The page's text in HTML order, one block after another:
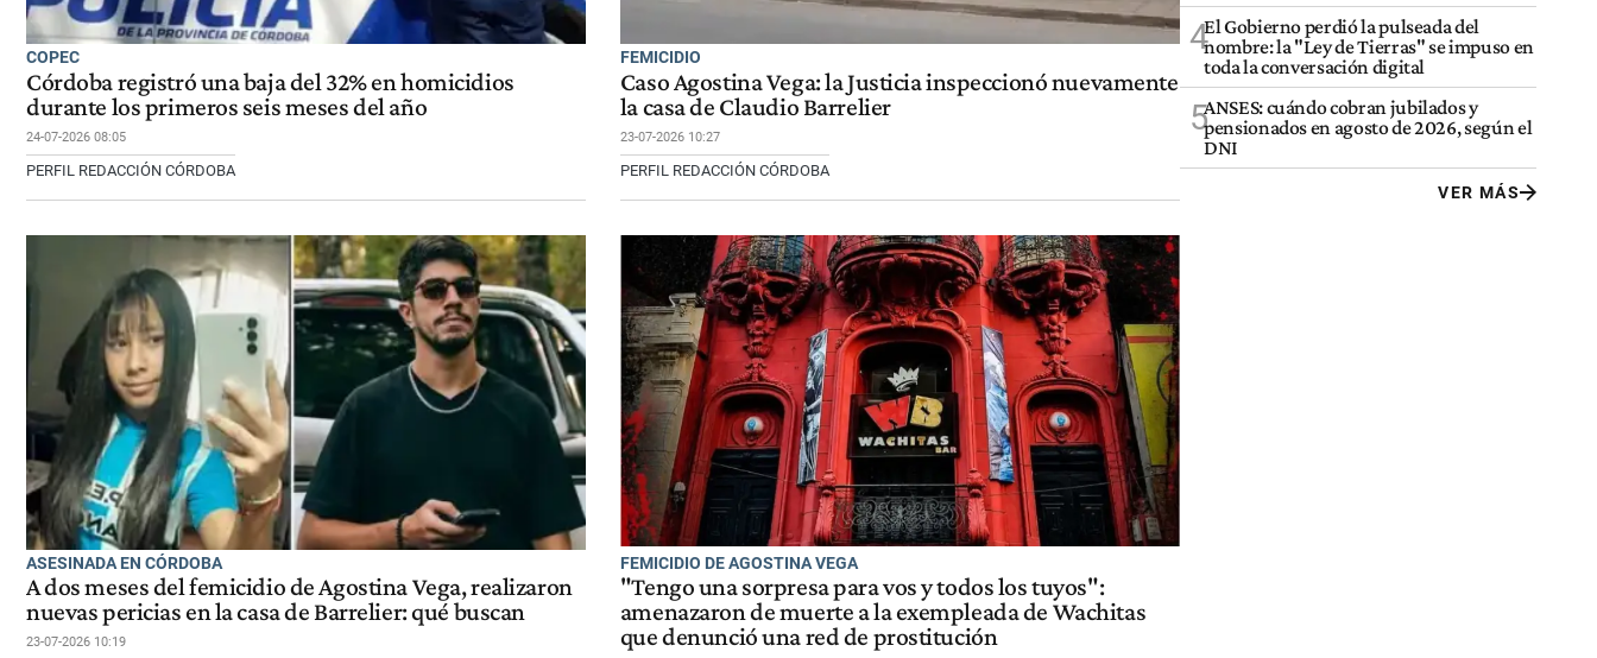
COPEC
Córdoba registró una baja del 32% en homicidios
durante los primeros seis meses del año
24-07-2026 08:05
PERFIL REDACCIÓN CÓRDOBA
FEMICIDIO
Caso Agostina Vega: la Justicia inspeccionó nuevamente
la casa de Claudio Barrelier
23-07-2026 10:27
PERFIL REDACCIÓN CÓRDOBA
ASESINADA EN CÓRDOBA
A dos meses del femicidio de Agostina Vega, realizaron
nuevas pericias en la casa de Barrelier: qué buscan
23-07-2026 10:19
FEMICIDIO DE AGOSTINA VEGA
"Tengo una sorpresa para vos y todos los tuyos":
amenazaron de muerte a la exempleada de Wachitas
que denunció una red de prostitución
4El Gobierno perdió la pulseada del
nombre: la "Ley de Tierras" se impuso en
toda la conversación digital
5ANSES: cuándo cobran jubilados y
pensionados en agosto de 2026, según el
DNI
VER MÁS